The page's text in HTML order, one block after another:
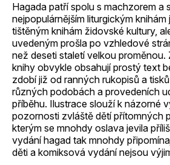
Hagada patří spolu s machzorem a
nejpopulárnějším liturgickým
tištěným knihám židovské kultury,
uvedeným prošla po vzhledové
než deseti staletí velkou proměnou.
knihy obvykle obsahují prostý text
zdobí již od ranných rukopisů a
různých podobách a provedeních
příběhu. Ilustrace slouží k názorné
pozornosti zvláště dětí přítomných
kterým se mnohdy oslava jevila
vydání hagad tak mnohdy
děti a komiksová vydání nejsou